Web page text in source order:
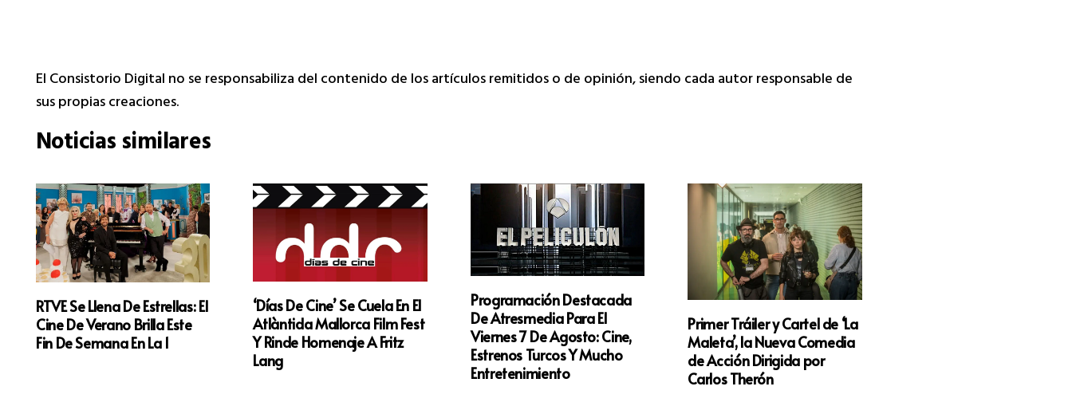
El Consistorio Digital no se responsabiliza del contenido de los artículos remitidos o de opinión, siendo cada autor responsable de
sus propias creaciones.
Noticias similares
RTVE Se Llena De Estrellas: El
Cine De Verano Brilla Este
Fin De Semana En La 1
‘Días De Cine’ Se Cuela En El
Atlàntida Mallorca Film Fest
Y Rinde Homenaje A Fritz
Lang
Programación Destacada
De Atresmedia Para El
Viernes 7 De Agosto: Cine,
Estrenos Turcos Y Mucho
Entretenimiento
Primer Tráiler y Cartel de ‘La
Maleta’, la Nueva Comedia
de Acción Dirigida por
Carlos Therón